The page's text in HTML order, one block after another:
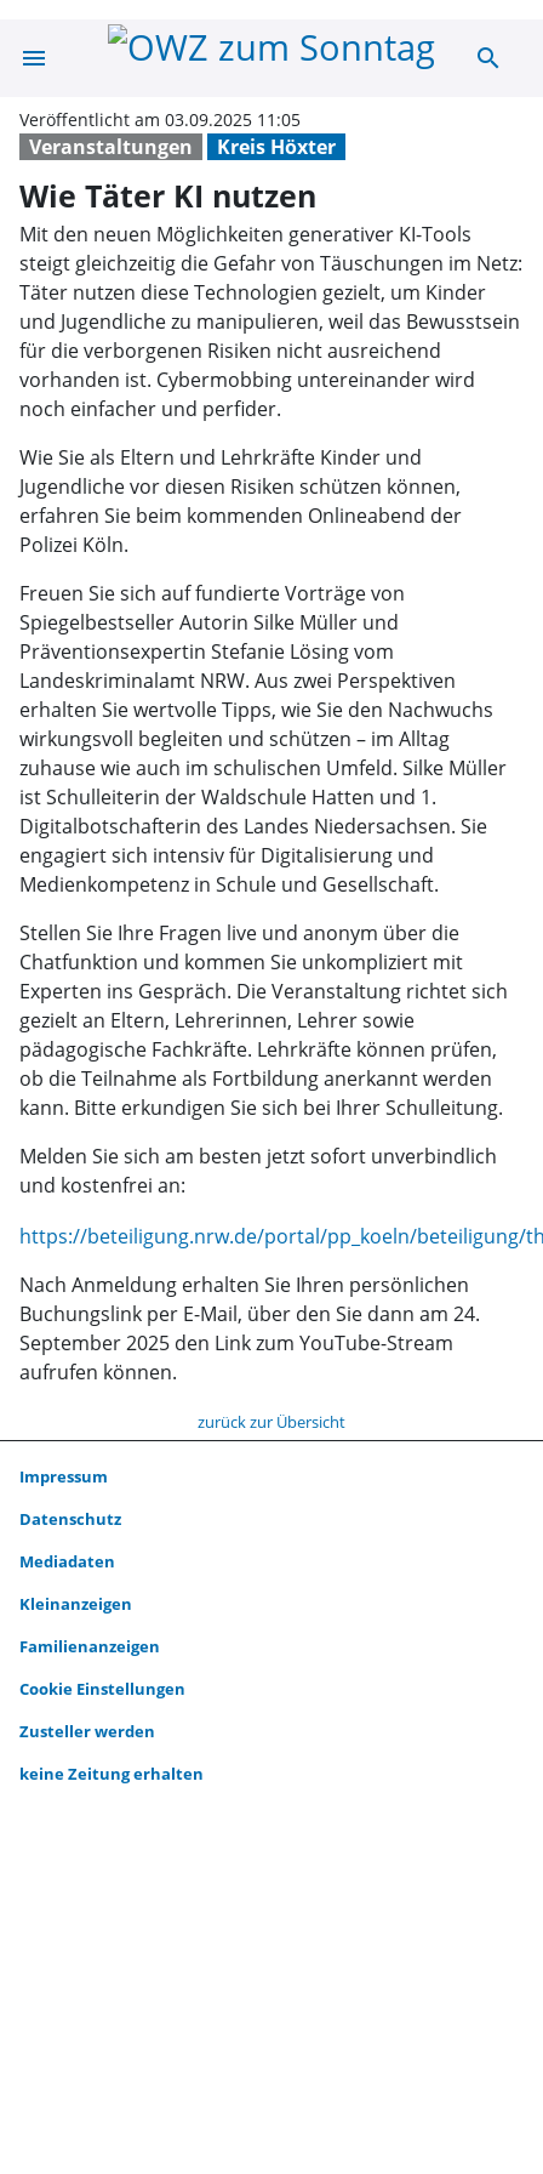
menu Wie Täter KIsearch
Veranstaltungen Kreis Höxter
Veröffentlicht am 03.09.2025 11:05
Wie Täter KI nutzen
Mit den neuen Möglichkeiten generativer KI-Tools
steigt gleichzeitig die Gefahr von Täuschungen im Netz:
Täter nutzen diese Technologien gezielt, um Kinder
und Jugendliche zu manipulieren, weil das Bewusstsein
für die verborgenen Risiken nicht ausreichend
vorhanden ist. Cybermobbing untereinander wird
noch einfacher und perfider.
Wie Sie als Eltern und Lehrkräfte Kinder und
Jugendliche vor diesen Risiken schützen können,
erfahren Sie beim kommenden Onlineabend der
Polizei Köln.
Freuen Sie sich auf fundierte Vorträge von
Spiegelbestseller Autorin Silke Müller und
Präventionsexpertin Stefanie Lösing vom
Landeskriminalamt NRW. Aus zwei Perspektiven
erhalten Sie wertvolle Tipps, wie Sie den Nachwuchs
wirkungsvoll begleiten und schützen – im Alltag
zuhause wie auch im schulischen Umfeld. Silke Müller
ist Schulleiterin der Waldschule Hatten und 1.
Digitalbotschafterin des Landes Niedersachsen. Sie
engagiert sich intensiv für Digitalisierung und
Medienkompetenz in Schule und Gesellschaft.
Stellen Sie Ihre Fragen live und anonym über die
Chatfunktion und kommen Sie unkompliziert mit
Experten ins Gespräch. Die Veranstaltung richtet sich
gezielt an Eltern, Lehrerinnen, Lehrer sowie
pädagogische Fachkräfte. Lehrkräfte können prüfen,
ob die Teilnahme als Fortbildung anerkannt werden
kann. Bitte erkundigen Sie sich bei Ihrer Schulleitung.
Melden Sie sich am besten jetzt sofort unverbindlich
und kostenfrei an:
https://beteiligung.nrw.de/portal/pp_koeln/beteiligung/
Nach Anmeldung erhalten Sie Ihren persönlichen
Buchungslink per E-Mail, über den Sie dann am 24.
September 2025 den Link zum YouTube-Stream
aufrufen können.
zurück zur Übersicht
Impressum
Datenschutz
Mediadaten
Kleinanzeigen
Familienanzeigen
Cookie Einstellungen
Zusteller werden
keine Zeitung erhalten